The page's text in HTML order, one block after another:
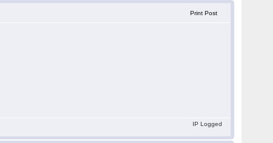
Print Post
IP Logged